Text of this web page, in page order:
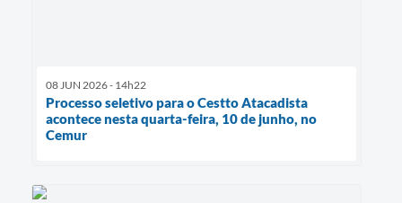
08 JUN 2026 - 14h22
Processo seletivo para o Cestto Atacadista
acontece nesta quarta-feira, 10 de junho, no
Cemur